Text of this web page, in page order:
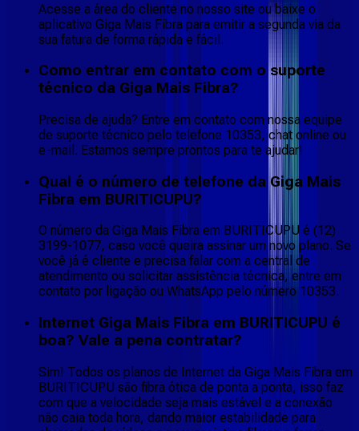
Acesse a área do cliente no nosso site ou baixe o
aplicativo Giga Mais Fibra para emitir a segunda via da
sua fatura de forma rápida e fácil.
Como entrar em contato com o suporte
técnico da Giga Mais Fibra?
Precisa de ajuda? Entre em contato com nossa equipe
de suporte técnico pelo telefone 10353, chat online ou
e-mail. Estamos sempre prontos para te ajudar!
Qual é o número de telefone da Giga Mais
Fibra em BURITICUPU?
O número da Giga Mais Fibra em BURITICUPU é (12)
3199-1077, caso você queira assinar um novo plano. Se
você já é cliente e precisa falar com a central de
atendimento ou solicitar assistência técnica, entre em
contato por ligação ou WhatsApp pelo número 10353.
Internet Giga Mais Fibra em BURITICUPU é
boa? Vale a pena contratar?
Sim! Todos os planos de Internet da Giga Mais Fibra em
BURITICUPU são fibra ótica de ponta a ponta, isso faz
com que a velocidade seja mais estável e a conexão
não caia toda hora, dando maior estabilidade para